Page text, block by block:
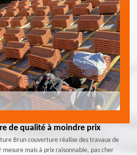
de qualité à moindre prix
Brun couverture réalise des travaux de
mais à prix raisonnable, pas cher